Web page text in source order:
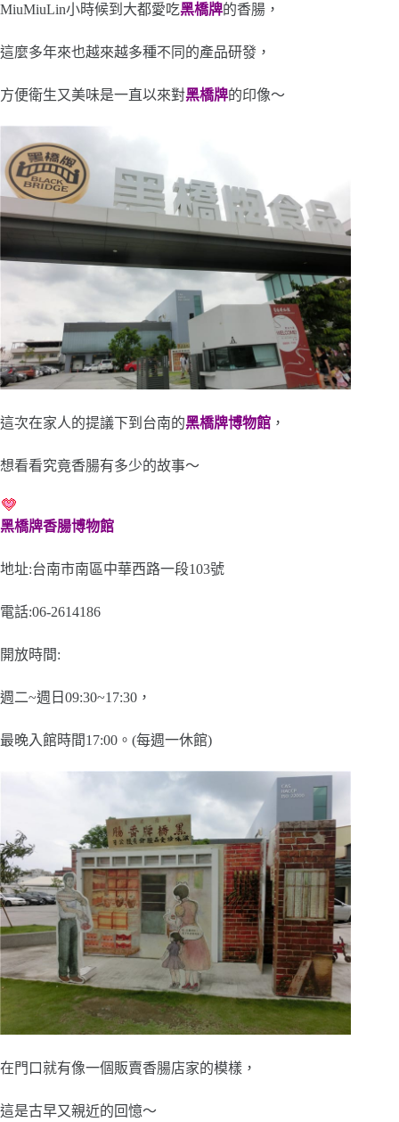
MiuMiuLin小時候到大都愛吃黑橋牌的香腸，
這麼多年來也越來越多種不同的產品研發，
方便衛生又美味是一直以來對黑橋牌的印像～
這次在家人的提議下到台南的黑橋牌博物館 ，
想看看究竟香腸有多少的故事～
黑橋牌香腸博物館
地址:台南市南區中華西路一段103號
電話:06-2614186
開放時間:
週二~週日09:30~17:30，
最晚入館時間17:00。(每週一休館)
在門口就有像一個販賣香腸店家的模樣，
這是古早又親近的回憶～